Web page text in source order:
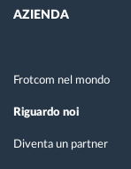
AZIENDA
Frotcom nel mondo
Riguardo noi
Diventa un partner